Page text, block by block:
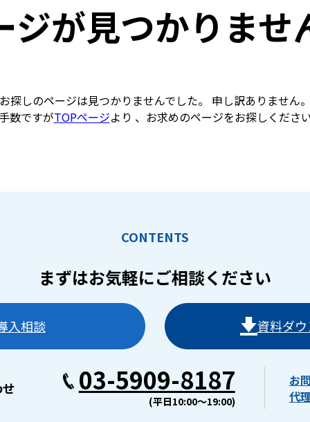
ジが見つかりませ
探しのページは見つかりませんでした。 申し訳ありません。
数ですがTOPページより 、お求めのページをお探しください
CONTENTS
まずはお気軽にご相談ください
入相談 資料ダ
03-5909-8187
(平日10:00〜19:00)
お
代